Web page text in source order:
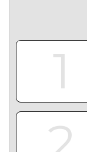
5
TENTANG KAMI